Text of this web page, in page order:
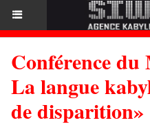
Conférence
La langue
de disparition»